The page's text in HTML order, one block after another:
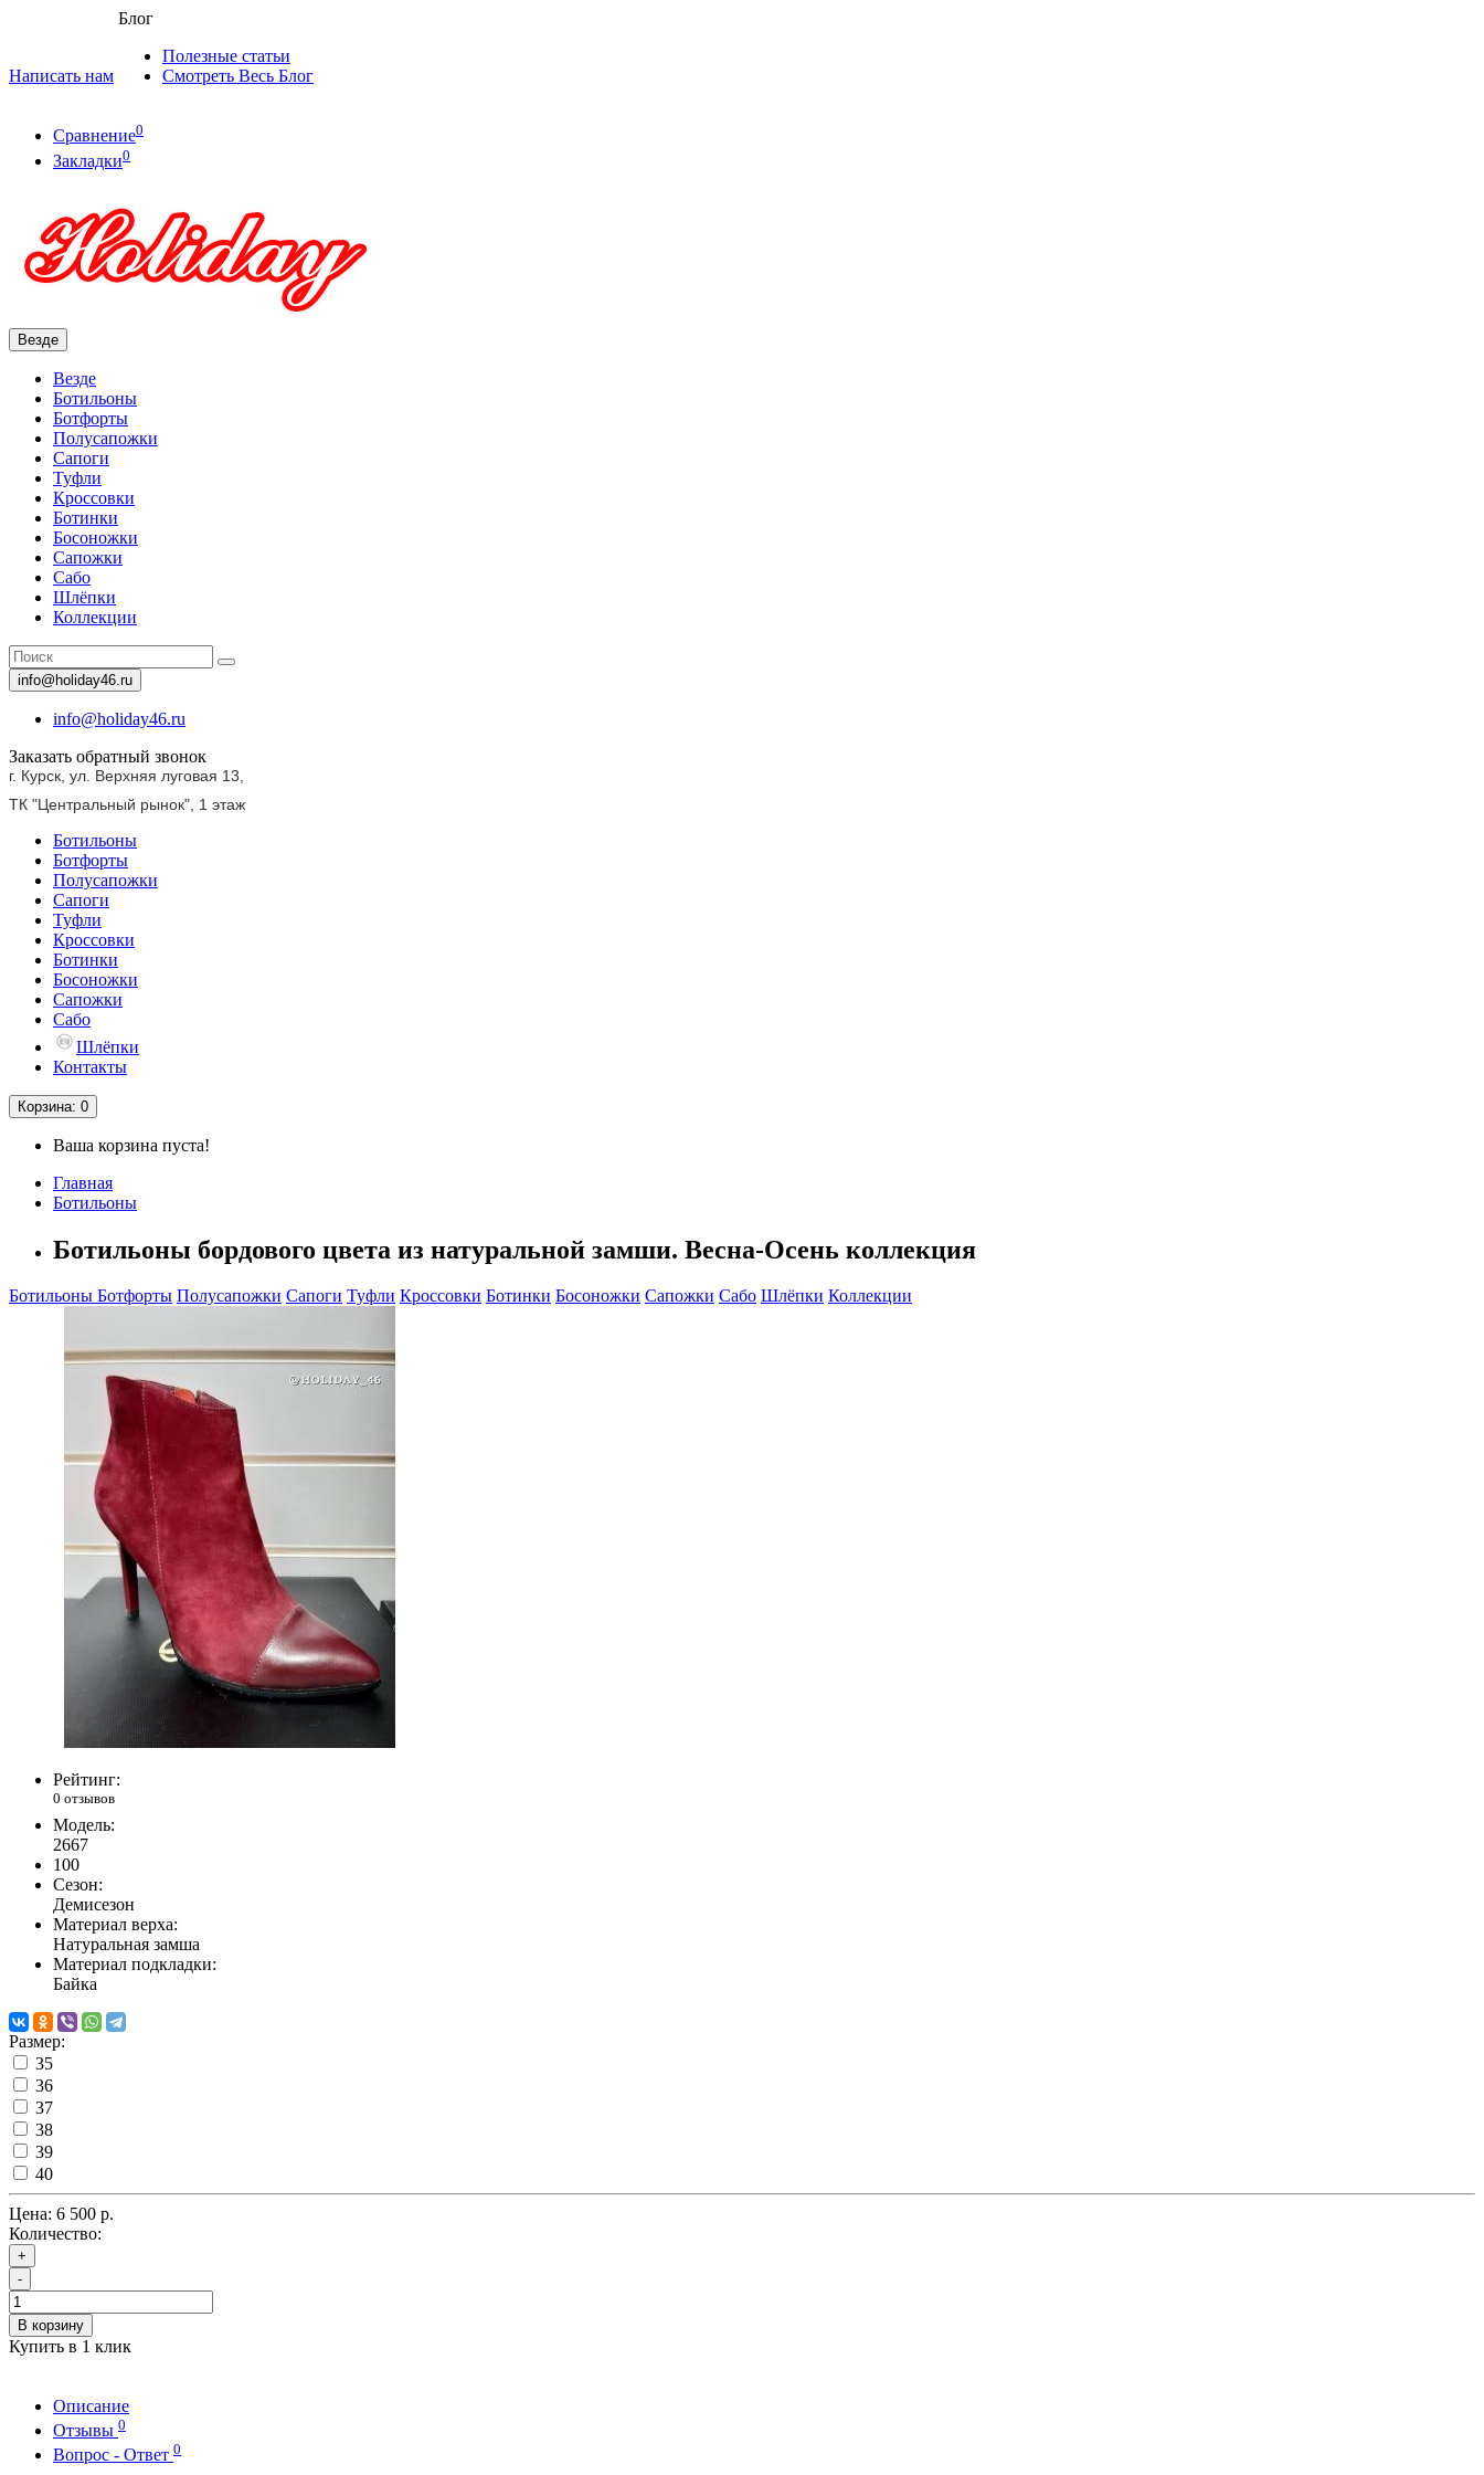
Написать нам
Блог
Полезные статьи
Смотреть Весь Блог
Сравнение0
Закладки0
Везде
Везде
Ботильоны
Ботфорты
Полусапожки
Сапоги
Туфли
Кроссовки
Ботинки
Босоножки
Сапожки
Сабо
Шлёпки
Коллекции
info@holiday46.ru
info@holiday46.ru
Заказать обратный звонок
г. Курск, ул. Верхняя луговая 13,
ТК "Центральный рынок", 1 этаж
Ботильоны
Ботфорты
Полусапожки
Сапоги
Туфли
Кроссовки
Ботинки
Босоножки
Сапожки
Сабо
Шлёпки
Контакты
Корзина: 0
Ваша корзина пуста!
Главная
Ботильоны
Ботильоны бордового цвета из натуральной замши. Весна-Осень коллекция
Ботильоны Ботфорты Полусапожки Сапоги Туфли Кроссовки Ботинки Босоножки Сапожки Сабо Шлёпки Коллекции
Рейтинг:
0 отзывов
Модель:
2667
100
Сезон:
Демисезон
Материал верха:
Натуральная замша
Материал подкладки:
Байка
Размер:
35
36
37
38
39
40
Цена: 6 500 р.
Количество:
+
-
В корзину
Купить в 1 клик
Описание
Отзывы 0
Вопрос - Ответ 0